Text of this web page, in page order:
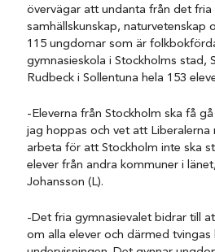
övervägar att undanta från det fria
samhällskunskap, naturvetenskap
115 ungdomar som är
gymnasieskola i Stockholms stad,
Rudbeck i Sollentuna hela 153
-Eleverna från Stockholm ska få
jag hoppas och vet att Liberalerna
arbeta för att Stockholm inte ska
elever från andra kommuner i
Johansson (L).
-Det fria gymnasievalet bidrar till
om alla elever och därmed tvingas